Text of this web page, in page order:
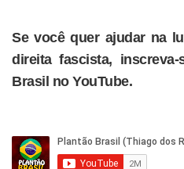
Se você quer ajudar na
direita fascista,
Brasil no YouTube.